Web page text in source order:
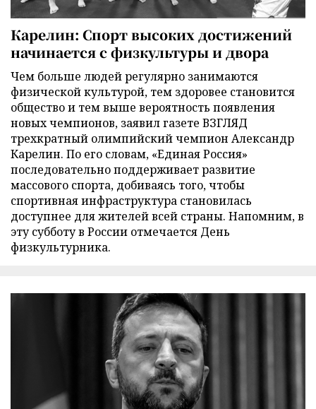
Карелин: Спорт высоких достижений
начинается с физкультуры и двора
Чем больше людей регулярно занимаются
физической культурой, тем здоровее становится
общество и тем выше вероятность появления
новых чемпионов, заявил газете ВЗГЛЯД
трехкратный олимпийский чемпион Александр
Карелин. По его словам, «Единая Россия»
последовательно поддерживает развитие
массового спорта, добиваясь того, чтобы
спортивная инфраструктура становилась
доступнее для жителей всей страны. Напомним, в
эту субботу в России отмечается День
физкультурника.